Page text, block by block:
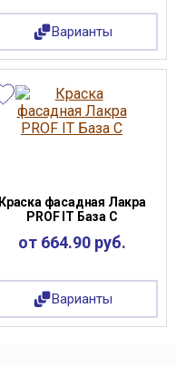
Варианты
Краска фасадная Лакра
PROF IT База С
от 664.90 руб.
Варианты